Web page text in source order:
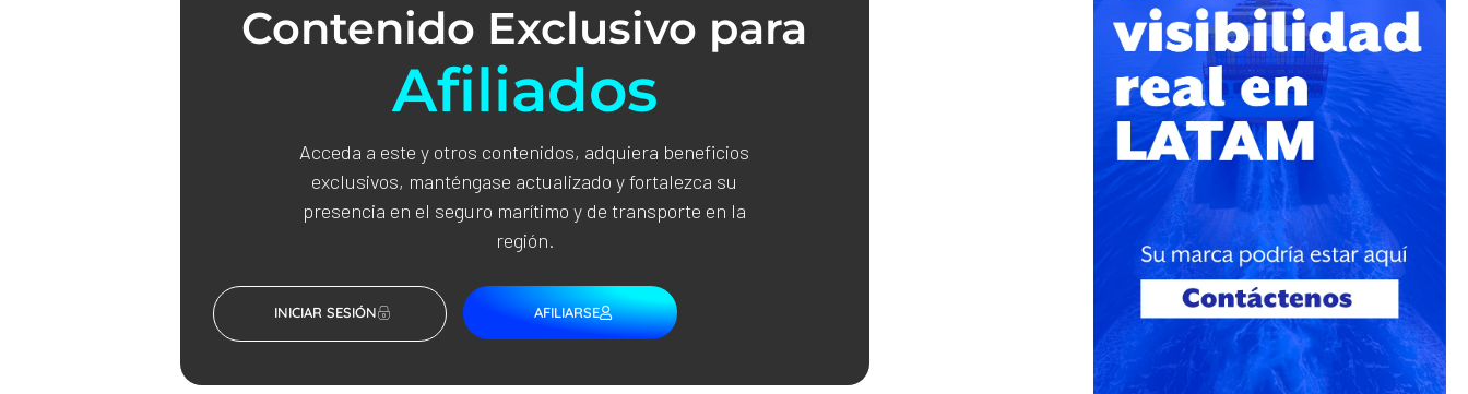
Contenido Exclusivo para
Afiliados
Acceda a este y otros contenidos, adquiera beneficios
exclusivos, manténgase actualizado y fortalezca su
presencia en el seguro marítimo y de transporte en la
región.
INICIAR SESIÓN AFILIARSE